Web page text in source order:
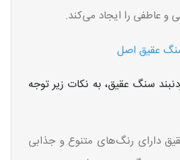
و عاطفی را ایجاد می‌کند.
عقیق اصل
سنگ عقیق، به نکات زیر توجه
دارای رنگ‌های متنوع و جذابی